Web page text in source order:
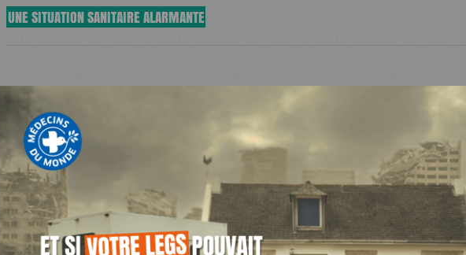
UNE SITUATION SANITAIRE ALARMANTE
personnes sont confrontées à l’insécurité alimentaire aiguë, dont 53 % de
risques de malnutrition (1,4 millions personnes en besoin de nutrition).
Par ailleurs, on compte environ 3 décès par jour du cancer du col de
les moyens et équipements spécifiques sont largement insuffisants pour
vaccination, le dépistage et le traitement des lésions détectées.
L’accès aux soins reste particulièrement fragile, les contraintes d’accès et